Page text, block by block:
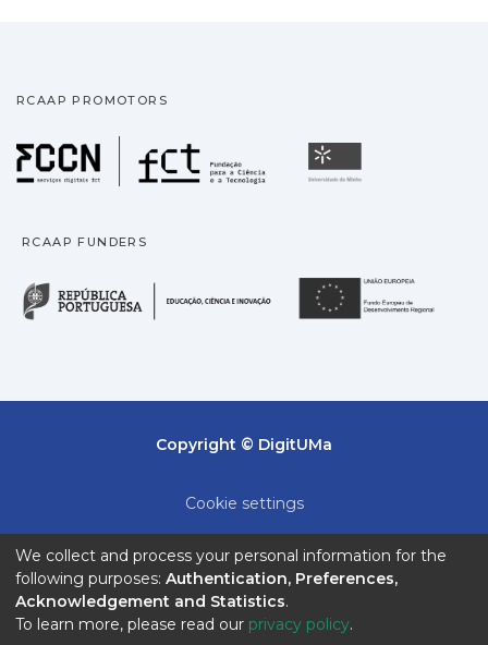
RCAAP PROMOTORS
Fundação para a
RCAAP FUNDERS
República Portuguesa
Copyright © DigitUMa
Cookie settings
End User Agreement
Send Feedback
We collect and process your personal information for the
following purposes: Authentication, Preferences,
Acknowledgement and Statistics.
To learn more, please read our privacy policy.